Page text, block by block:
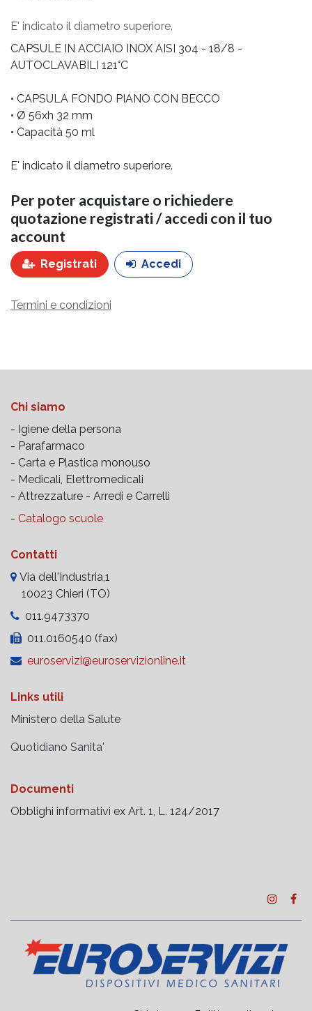
E' indicato il diametro superiore.
CAPSULE IN ACCIAIO INOX AISI 304 - 18/8 -
AUTOCLAVABILI 121°C
• CAPSULA FONDO PIANO CON BECCO
• Ø 56xh 32 mm
• Capacità 50 ml
E' indicato il diametro superiore.
Per poter acquistare o richiedere
quotazione registrati / accedi con il tuo
account
Registrati Accedi
Termini e condizioni
Chi siamo
- Igiene della persona
- Parafarmaco
- Carta e Plastica monouso
- Medicali, Elettromedicali
- Attrezzature - Arredi e Carrelli
- Catalogo scuole
Contatti
Via dell'Industria,1
10023 Chieri (TO)
011.9473370
011.0160540 (fax)
euroservizi@euroservizionline.it
Links utili
Ministero della Salute
Quotidiano Sanita'
Documenti
Obblighi informativi ex Art. 1, L. 124/2017